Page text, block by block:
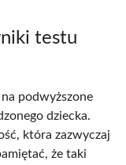
testu
podwyższone
dziecka.
która zazwyczaj
że taki